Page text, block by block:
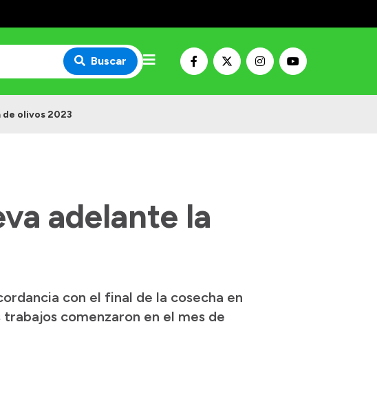
Buscar
olivos 2023
adelante la
con el final de la cosecha en
comenzaron en el mes de